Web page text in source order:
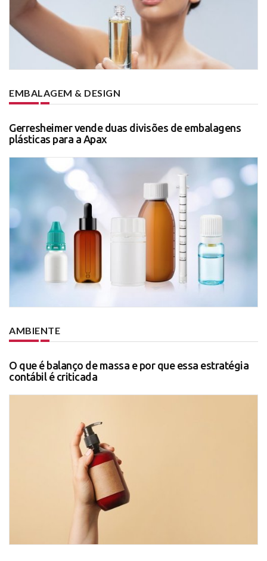
EMBALAGEM & DESIGN
Gerresheimer vende duas divisões de embalagens
plásticas para a Apax
AMBIENTE
O que é balanço de massa e por que essa estratégia
contábil é criticada